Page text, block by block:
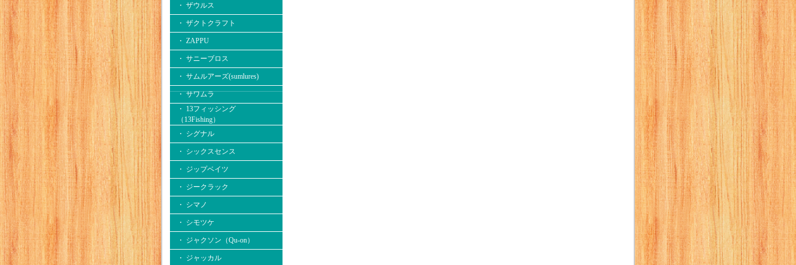
・ ザウルス
・ ザクトクラフト
・ ZAPPU
・ サニーブロス
・ サムルアーズ(sumlures)
・ サワムラ
・ 13フィッシング
（13Fishing）
・ シグナル
・ シックスセンス
・ ジップベイツ
・ ジークラック
・ シマノ
・ シモツケ
・ ジャクソン（Qu-on）
・ ジャッカル